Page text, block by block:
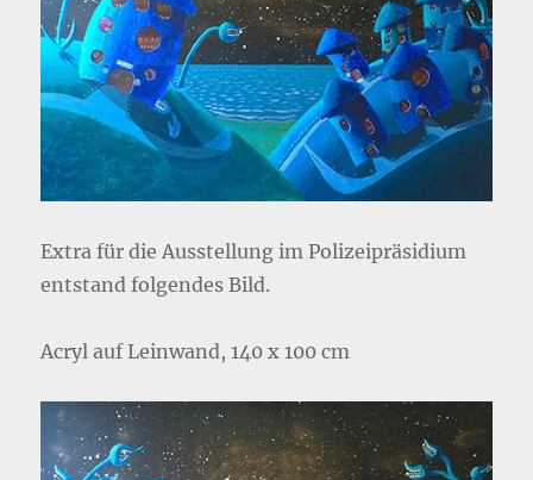
Extra für die Ausstellung im Polizeipräsidium
entstand folgendes Bild.
Acryl auf Leinwand, 140 x 100 cm